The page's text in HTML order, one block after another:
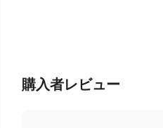
購入者レビュー